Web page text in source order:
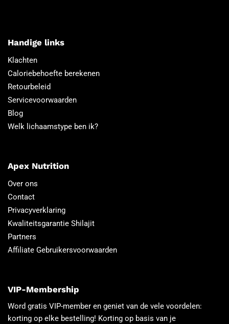
Handige links
Klachten
Caloriebehoefte berekenen
Retourbeleid
Servicevoorwaarden
Blog
Welk lichaamstype ben ik?
Apex Nutrition
Over ons
Contact
Privacyverklaring
Kwaliteitsgarantie Shilajit
Partners
Affiliate Gebruikersvoorwaarden
VIP-Membership
Word gratis VIP-member en geniet van de vele voordelen:
korting op elke bestelling! Korting op basis van je